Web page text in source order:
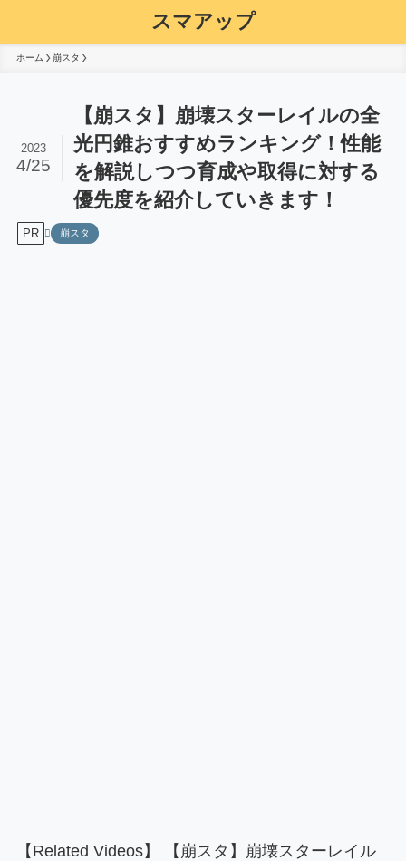
スマアップ
ホーム 崩スタ
【崩スタ】崩壊スターレイルの全
光円錐おすすめランキング！性能
を解説しつつ育成や取得に対する
優先度を紹介していきます！
2023
4/25
PR 崩スタ
【Related Videos】 【崩スタ】崩壊スターレイル